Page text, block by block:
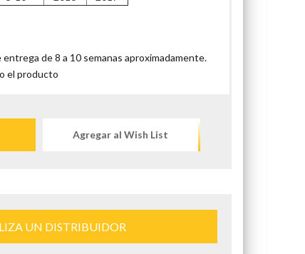
de 8 a 10 semanas aproximadamente.
el producto
Agregar al Wish List
UN DISTRIBUIDOR